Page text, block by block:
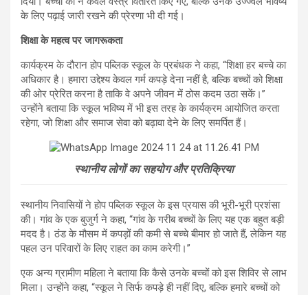
के लिए पढ़ाई जारी रखने की प्रेरणा भी दी गई।
शिक्षा के महत्व पर जागरूकता
कार्यक्रम के दौरान होप पब्लिक स्कूल के प्रबंधक ने कहा, “शिक्षा हर बच्चे का
अधिकार है। हमारा उद्देश्य केवल गर्म कपड़े देना नहीं है, बल्कि बच्चों को शिक्षा
की ओर प्रेरित करना है ताकि वे अपने जीवन में ठोस कदम उठा सकें।”
उन्होंने बताया कि स्कूल भविष्य में भी इस तरह के कार्यक्रम आयोजित करता
रहेगा, जो शिक्षा और समाज सेवा को बढ़ावा देने के लिए समर्पित हैं।
स्थानीय लोगों का सहयोग और प्रतिक्रिया
स्थानीय निवासियों ने होप पब्लिक स्कूल के इस प्रयास की भूरी-भूरी प्रशंसा
की। गांव के एक बुजुर्ग ने कहा, “गांव के गरीब बच्चों के लिए यह एक बहुत बड़ी
मदद है। ठंड के मौसम में कपड़ों की कमी से बच्चे बीमार हो जाते हैं, लेकिन यह
पहल उन परिवारों के लिए राहत का काम करेगी।”
एक अन्य ग्रामीण महिला ने बताया कि कैसे उनके बच्चों को इस शिविर से लाभ
मिला। उन्होंने कहा, “स्कूल ने सिर्फ कपड़े ही नहीं दिए, बल्कि हमारे बच्चों को